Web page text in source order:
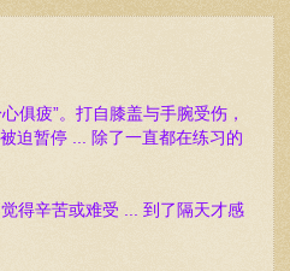
俱疲”。打自膝盖与手腕受伤，
迫暂停 ... 除了一直都在练习的
得辛苦或难受 ... 到了隔天才感